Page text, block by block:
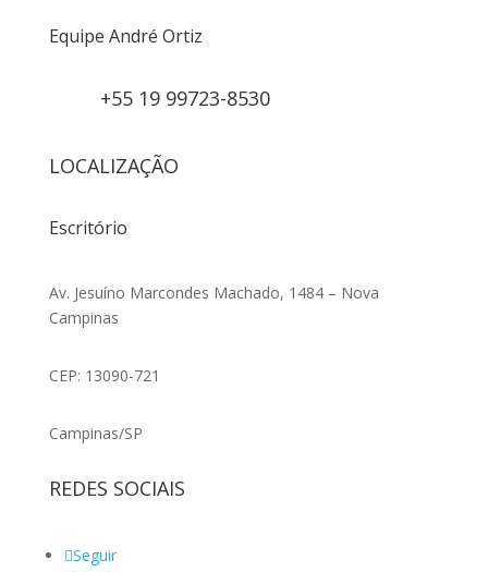
Equipe André Ortiz
+55 19 99723-8530
LOCALIZAÇÃO
Escritório
Av. Jesuíno Marcondes Machado, 1484 – Nova
Campinas
CEP: 13090-721
Campinas/SP
REDES SOCIAIS
Seguir